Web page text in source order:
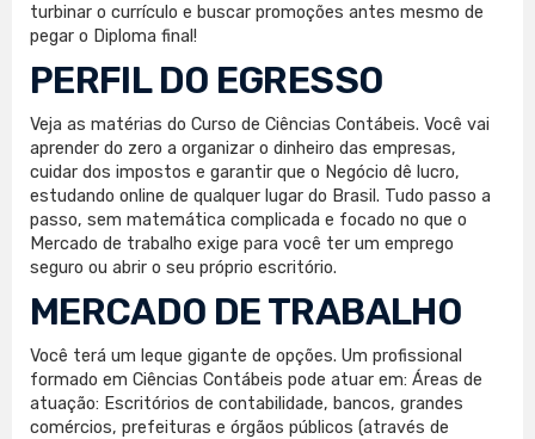
turbinar o currículo e buscar promoções antes mesmo de
pegar o Diploma final!
PERFIL DO EGRESSO
Veja as matérias do Curso de Ciências Contábeis. Você vai
aprender do zero a organizar o dinheiro das empresas,
cuidar dos impostos e garantir que o Negócio dê lucro,
estudando online de qualquer lugar do Brasil. Tudo passo a
passo, sem matemática complicada e focado no que o
Mercado de trabalho exige para você ter um emprego
seguro ou abrir o seu próprio escritório.
MERCADO DE TRABALHO
Você terá um leque gigante de opções. Um profissional
formado em Ciências Contábeis pode atuar em: Áreas de
atuação: Escritórios de contabilidade, bancos, grandes
comércios, prefeituras e órgãos públicos (através de